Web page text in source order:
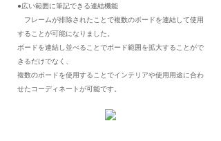
●広い範囲に筆記できる連結機能
フレームが排除されたことで複数のボードを連結して使用
することが可能になりました。
ボードを連結し並べることでボード範囲を拡大することがで
きるだけでなく、
複数のボードを使用することでインテリアや使用用途に合わ
せたコーディネートが可能です。